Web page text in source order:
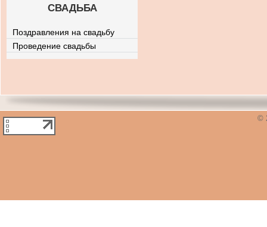
СВАДЬБА
Поздравления на свадьбу
Проведение свадьбы
©